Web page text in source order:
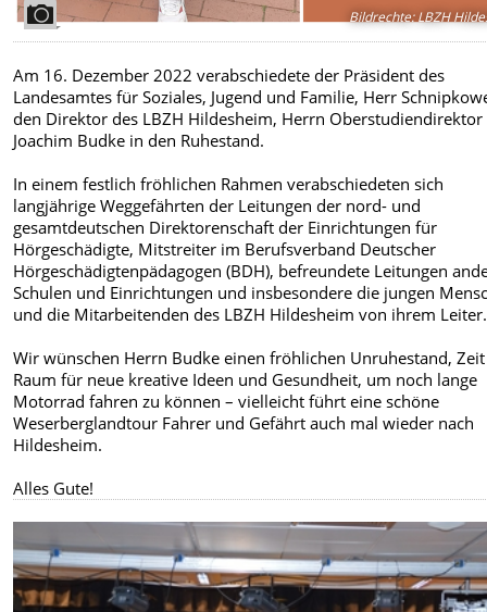
Bildrechte:LBZH
Am 16. Dezember 2022 verabschiedete der Präsident des
Landesamtes für Soziales, Jugend und Familie, Herr
den Direktor des LBZH Hildesheim, Herrn Oberstudiendirektor
Joachim Budke in den Ruhestand.
In einem festlich fröhlichen Rahmen verabschiedeten sich
langjährige Weggefährten der Leitungen der nord- und
gesamtdeutschen Direktorenschaft der Einrichtungen für
Hörgeschädigte, Mitstreiter im Berufsverband Deutscher
Hörgeschädigtenpädagogen (BDH), befreundete Leitungen
Schulen und Einrichtungen und insbesondere die jungen
und die Mitarbeitenden des LBZH Hildesheim von ihrem Leiter.
Wir wünschen Herrn Budke einen fröhlichen Unruhestand,
Raum für neue kreative Ideen und Gesundheit, um noch lange
Motorrad fahren zu können – vielleicht führt eine schöne
Weserberglandtour Fahrer und Gefährt auch mal wieder nach
Hildesheim.
Alles Gute!